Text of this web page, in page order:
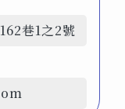
巷1之2號